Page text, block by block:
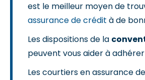
est le meilleur moyen de
assurance de crédit à de
Les dispositions de la
peuvent vous aider à
Les courtiers en assurance